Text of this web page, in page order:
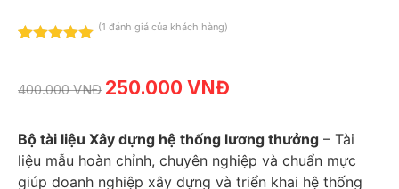
(1 đánh giá của khách hàng)
400.000VNĐ 250.000 VNĐ
Bộ tài liệu Xây dựng hệ thống lương thưởng – Tài
liệu mẫu hoàn chỉnh, chuyên nghiệp và chuẩn mực
giúp doanh nghiệp xây dựng và triển khai hệ thống